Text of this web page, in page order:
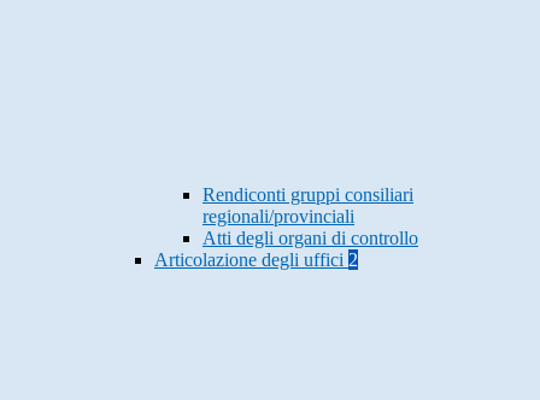
Rendiconti gruppi consiliari
regionali/provinciali
Atti degli organi di controllo
Articolazione degli uffici 2